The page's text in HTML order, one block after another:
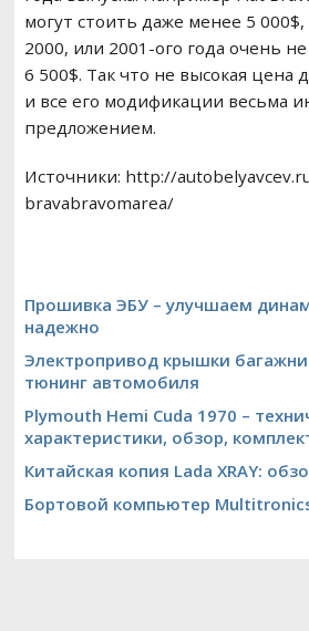
могут стоить даже менее 5 000$,
2000, или 2001-ого года очень
6 500$. Так что не высокая цена
и все его модификации весьма
предложением.
Источники: http://
bravabravomarea/
Прошивка ЭБУ – улучшаем
надежно
Электропривод крышки
тюнинг автомобиля
Plymouth Hemi Cuda 1970 –
характеристики, обзор,
Китайская копия Lada XRAY:
Бортовой компьютер